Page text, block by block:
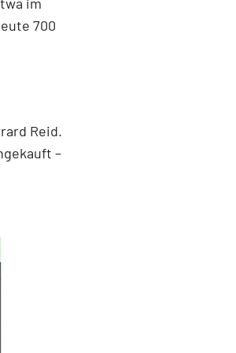
700
Reid.
–